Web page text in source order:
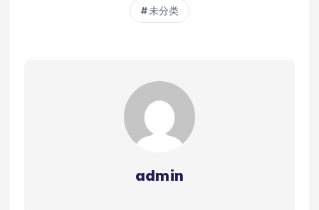
未分类
admin